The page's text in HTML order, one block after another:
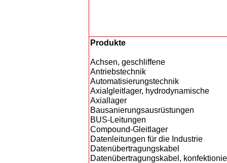
Produkte
Achsen, geschliffene
Antriebstechnik
Automatisierungstechnik
Axialgleitlager, hydrodynamische
Axiallager
Bausanierungsausrüstungen
BUS-Leitungen
Compound-Gleitlager
Datenleitungen für die Industrie
Datenübertragungskabel
Datenübertragungskabel,